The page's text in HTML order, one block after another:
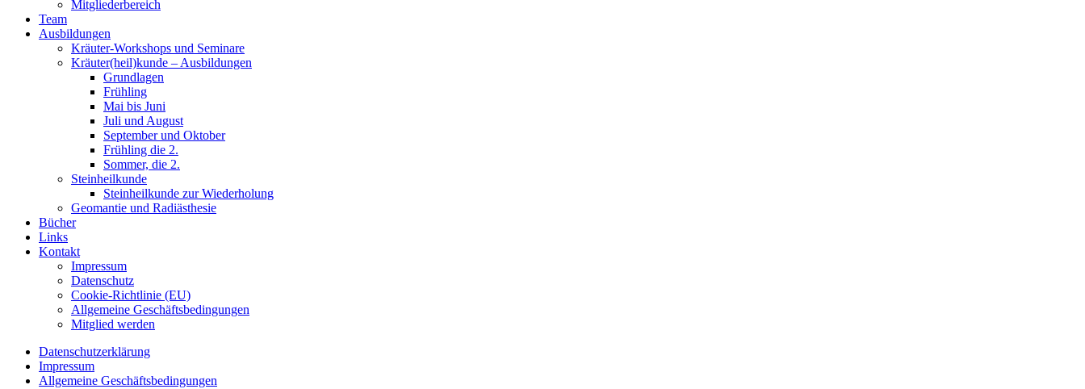
Mitgliederbereich
Team
Ausbildungen
Kräuter-Workshops und Seminare
Kräuter(heil)kunde – Ausbildungen
Grundlagen
Frühling
Mai bis Juni
Juli und August
September und Oktober
Frühling die 2.
Sommer, die 2.
Steinheilkunde
Steinheilkunde zur Wiederholung
Geomantie und Radiästhesie
Bücher
Links
Kontakt
Impressum
Datenschutz
Cookie-Richtlinie (EU)
Allgemeine Geschäftsbedingungen
Mitglied werden
Datenschutzerklärung
Impressum
Allgemeine Geschäftsbedingungen